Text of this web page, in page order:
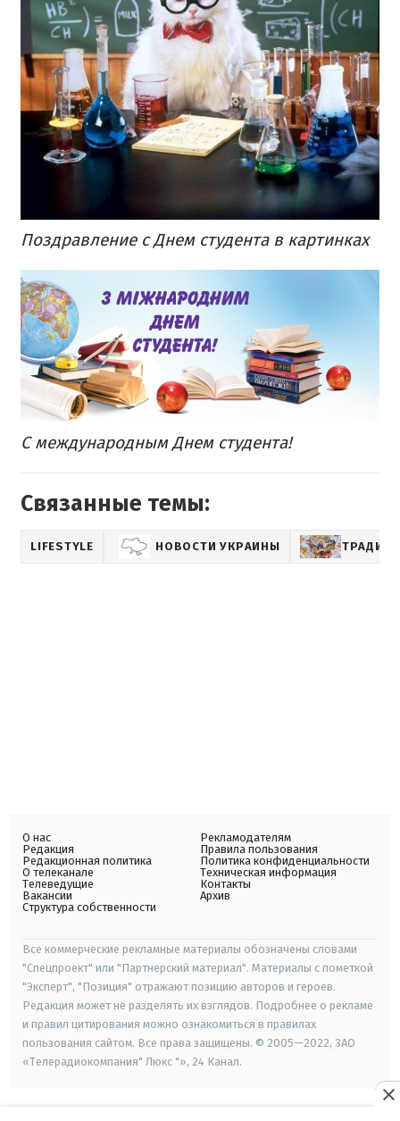
Поздравление с Днем студента в картинках
С международным Днем студента!
Связанные темы:
LIFESTYLE НОВОСТИ УКРАИНЫ
О нас
Редакция
Редакционная политика
О телеканале
Телеведущие
Вакансии
Структура собственности
Рекламодателям
Правила пользования
Политика конфиденциальности
Техническая информация
Контакты
Архив
Все коммерческие рекламные материалы обозначены словами
"Спецпроект" или "Партнерский материал". Материалы с пометкой
"Эксперт", "Позиция" отражают позицию авторов и героев.
Редакция может не разделять их взглядов. Подробнее о рекламе
и правил цитирования можно ознакомиться в правилах
пользования сайтом. Все права защищены. © 2005—2022, ЗАО
«Телерадиокомпания" Люкс "», 24 Канал.